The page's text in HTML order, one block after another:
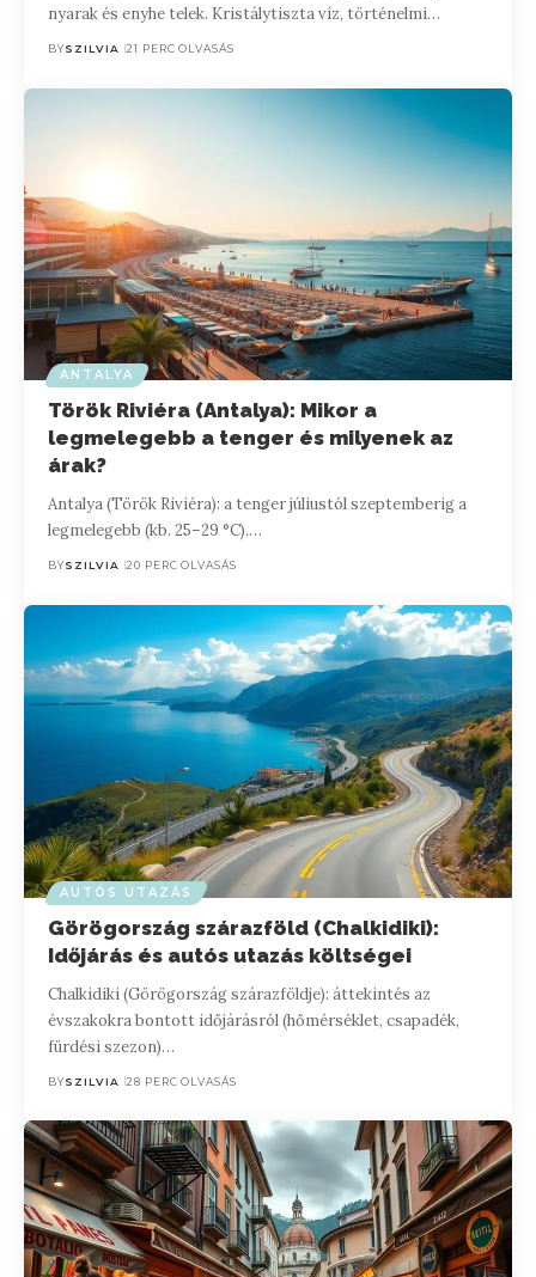
nyarak és enyhe telek. Kristálytiszta víz, történelmi…
BYSZILVIA 21 PERC OLVASÁS
ANTALYA
Török Riviéra (Antalya): Mikor a
legmelegebb a tenger és milyenek az
árak?
Antalya (Török Riviéra): a tenger júliustól szeptemberig a
legmelegebb (kb. 25–29 °C).…
BYSZILVIA 20 PERC OLVASÁS
AUTÓS UTAZÁS
Görögország szárazföld (Chalkidiki):
Időjárás és autós utazás költségei
Chalkidiki (Görögország szárazföldje): áttekintés az
évszakokra bontott időjárásról (hőmérséklet, csapadék,
fürdési szezon)…
BYSZILVIA 28 PERC OLVASÁS